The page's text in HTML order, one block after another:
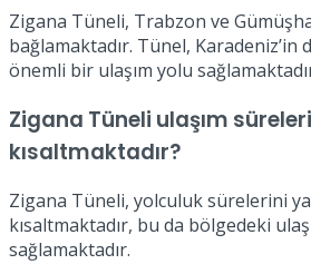
Zigana Tüneli, Trabzon ve
bağlamaktadır. Tünel, Karadeniz’in
önemli bir ulaşım yolu
Zigana Tüneli ulaşım
kısaltmaktadır?
Zigana Tüneli, yolculuk sürelerini
kısaltmaktadır, bu da bölgedeki
sağlamaktadır.